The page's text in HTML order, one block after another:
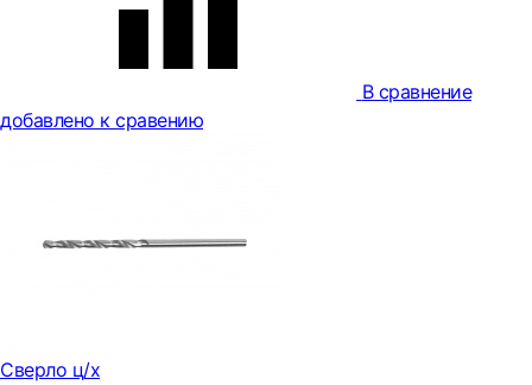
В сравнение
добавлено к сравению
Сверло ц/х